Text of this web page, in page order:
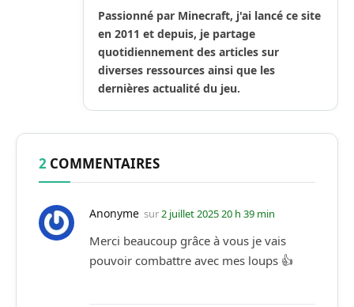
Passionné par Minecraft, j'ai lancé ce site
en 2011 et depuis, je partage
quotidiennement des articles sur
diverses ressources ainsi que les
dernières actualité du jeu.
2 COMMENTAIRES
Anonyme sur2 juillet 2025 20 h 39 min
Merci beaucoup grâce à vous je vais
pouvoir combattre avec mes loups 👍